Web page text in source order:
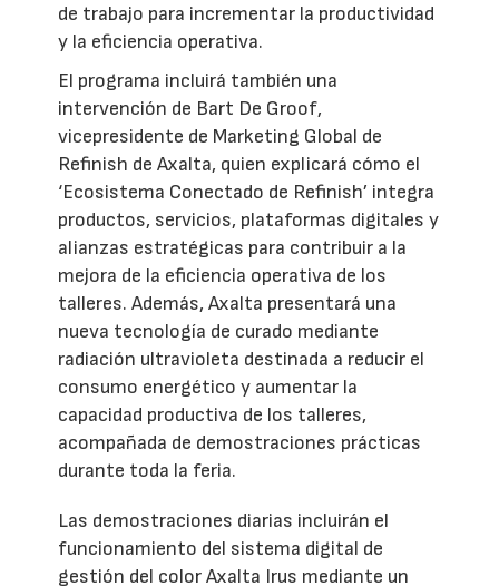
de trabajo para incrementar la productividad
y la eficiencia operativa.
El programa incluirá también una
intervención de Bart De Groof,
vicepresidente de Marketing Global de
Refinish de Axalta, quien explicará cómo el
‘Ecosistema Conectado de Refinish’ integra
productos, servicios, plataformas digitales y
alianzas estratégicas para contribuir a la
mejora de la eficiencia operativa de los
talleres. Además, Axalta presentará una
nueva tecnología de curado mediante
radiación ultravioleta destinada a reducir el
consumo energético y aumentar la
capacidad productiva de los talleres,
acompañada de demostraciones prácticas
durante toda la feria.
Las demostraciones diarias incluirán el
funcionamiento del sistema digital de
gestión del color Axalta Irus mediante un